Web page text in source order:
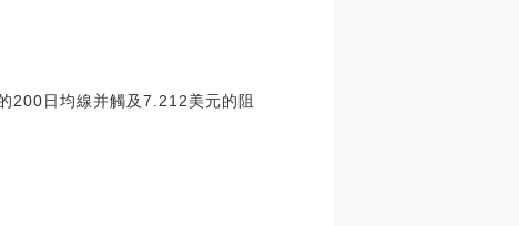
200日均線并觸及7.212美元的阻